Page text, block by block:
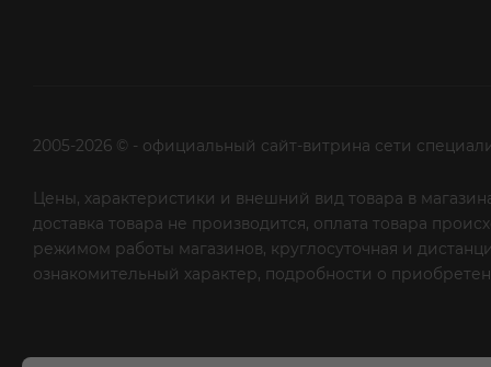
2005-2026 © - официальный сайт-витрина сети
Цены, характеристики и внешний вид товара в
доставка товара не производится, оплата товара
режимом работы магазинов, круглосуточная и
ознакомительный характер, подробности о